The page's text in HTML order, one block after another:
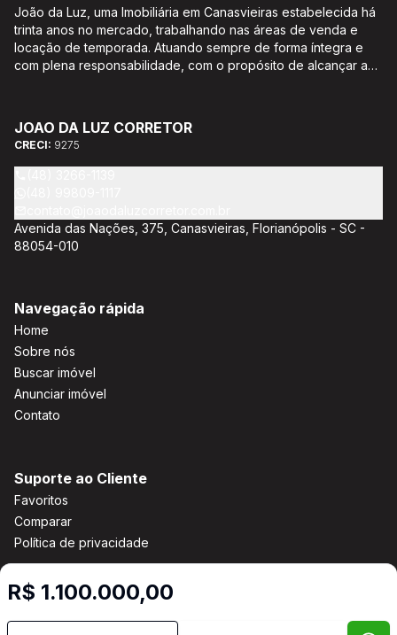
R$ 1.100.000,00
João da Luz, uma Imobiliária em Canasvieiras estabelecida há
trinta anos no mercado, trabalhando nas áreas de venda e
locação de temporada. Atuando sempre de forma íntegra e
com plena responsabilidade, com o propósito de alcançar a
credenciado CEF; Análise da capacidade de compra e perfil
do cliente para aumentar o índice de assertividade na escolha
do imóvel; Trabalhamos com oportunidades de negócios.
JOAO DA LUZ CORRETOR
CRECI: 9275
Avenida das Nações, 375, Canasvieiras, Florianópolis - SC -
88054-010
Navegação rápida
Home
Sobre nós
Buscar imóvel
Anunciar imóvel
Contato
Suporte ao Cliente
Favoritos
Comparar
Política de privacidade
Selo de Tecnologia Loft